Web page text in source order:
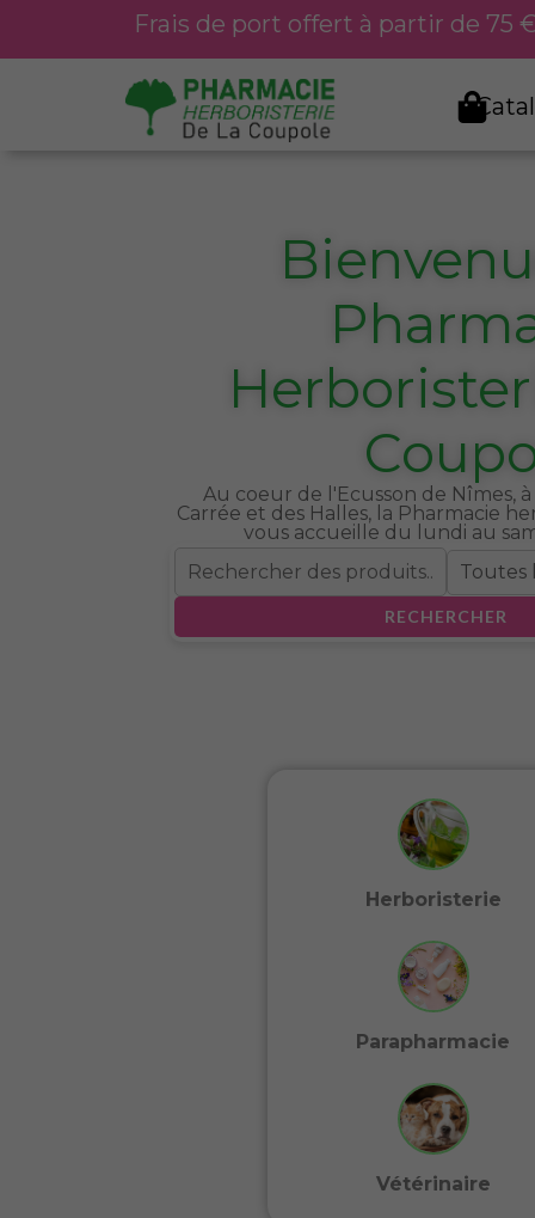
Frais de port offert à partir de 75
Au coeur de l'Ecusson de Nîmes,
Carrée et des Halles, la Pharmacie
vous accueille du lundi au
RECHERCHER
Herboristerie
Parapharmacie
Vétérinaire